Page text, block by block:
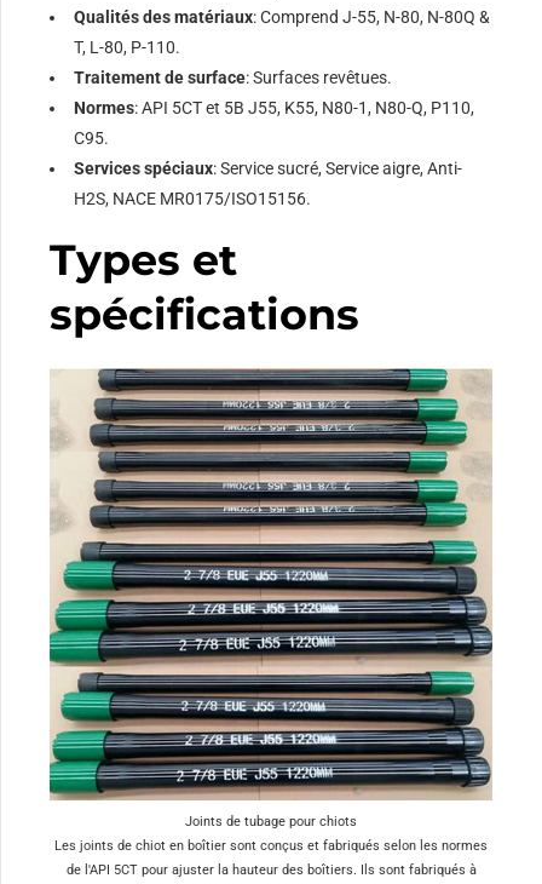
Qualités des matériaux: Comprend J-55, N-80, N-80Q &
T, L-80, P-110.
Traitement de surface: Surfaces revêtues.
Normes: API 5CT et 5B J55, K55, N80-1, N80-Q, P110,
C95.
Services spéciaux: Service sucré, Service aigre, Anti-
H2S, NACE MR0175/ISO15156.
Types et
spécifications
Joints de tubage pour chiots
Les joints de chiot en boîtier sont conçus et fabriqués selon les normes
de l'API 5CT pour ajuster la hauteur des boîtiers. Ils sont fabriqués à